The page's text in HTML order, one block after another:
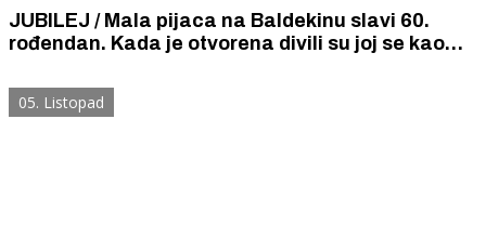
JUBILEJ / Mala pijaca na Baldekinu slavi 60.
rođendan. Kada je otvorena divili su joj se kao
Dalmaciji.
05. Listopad